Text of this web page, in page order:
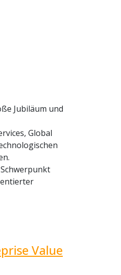
Jubiläum und
Global
Value